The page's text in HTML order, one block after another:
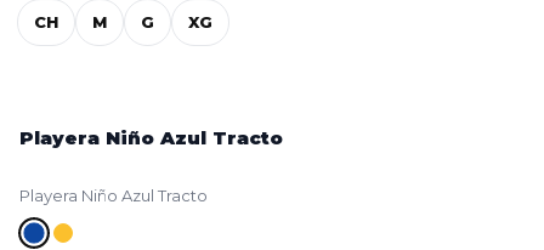
CH M G XG
NUEVO
Playera Niño Azul Tracto
Playera Niño Azul Tracto